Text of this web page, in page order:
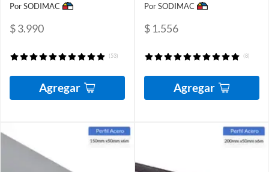
Por SODIMAC
$ 3.990
(53)
Agregar
Por SODIMAC
$ 1.556
(8)
Agregar